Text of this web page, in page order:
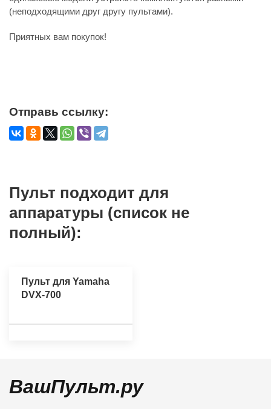
(неподходящими друг другу пультами).
Приятных вам покупок!
Отправь ссылку:
Пульт подходит для
аппаратуры (список не
полный):
Пульт для Yamaha
DVX-700
ВашПульт.ру